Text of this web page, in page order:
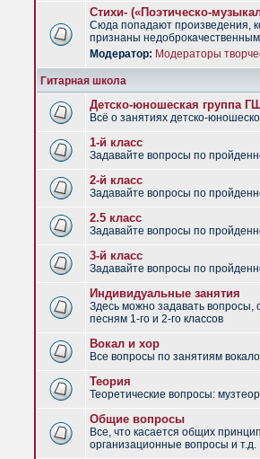
Стихи- («Поэтическо-
Сюда попадают произведения,
признаны
Модератор: Модераторы
Гитарная школа
Детско-юношеская группа ГШ
Всё о занятиях детско-
1-й класс
Задавайте вопросы по
2-й класс
Задавайте вопросы по
2.5 класс
Задавайте вопросы по
3-й класс
Задавайте вопросы по
Индивидуальные занятия
Здесь можно задавать
песням 1-го и 2-го классов
Вокал и хор
Все вопросы по занятиям
Теория
Теоретические вопросы:
Общие вопросы
Все, что касается общих
организационные вопросы и т.д.